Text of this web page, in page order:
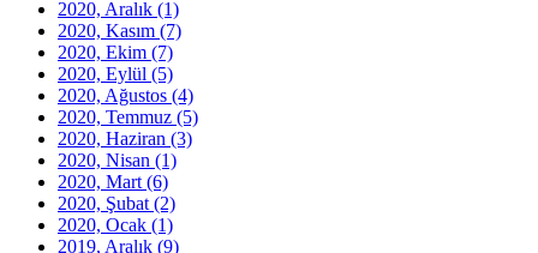
2020, Aralık (1)
2020, Kasım (7)
2020, Ekim (7)
2020, Eylül (5)
2020, Ağustos (4)
2020, Temmuz (5)
2020, Haziran (3)
2020, Nisan (1)
2020, Mart (6)
2020, Şubat (2)
2020, Ocak (1)
2019, Aralık (9)